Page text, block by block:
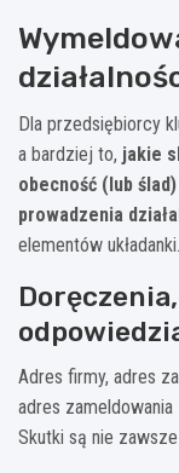
Dla przedsiębiorcy
a bardziej to, jakie
obecność (lub
prowadzenia
elementów układanki.
Adres firmy, adres
adres
Skutki są nie